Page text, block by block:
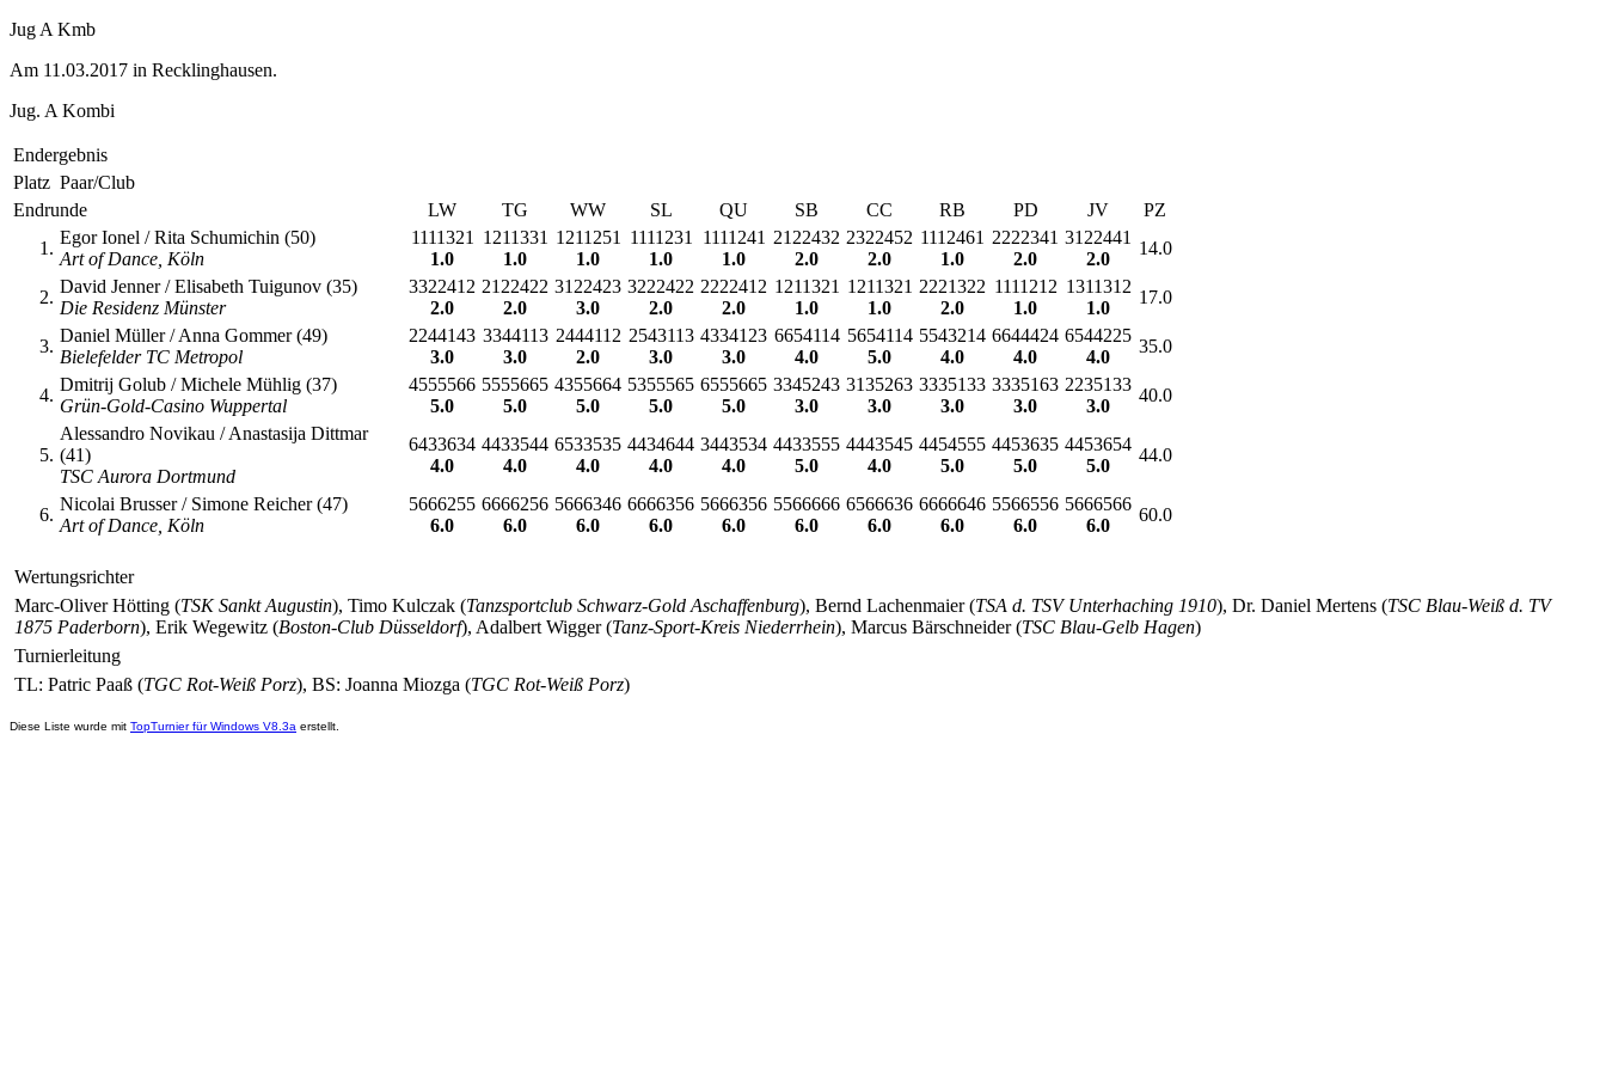
Jug A Kmb
Am 11.03.2017 in Recklinghausen.
Jug. A Kombi
Endergebnis
Platz Paar/Club
Endrunde
LW TG WW SL QU SB CC RB PD JV
PZ
1.
Egor Ionel / Rita Schumichin (50)
Art of Dance, Köln
1111321
1.0
1211331
1.0
1211251
1.0
1111231
1.0
1111241
1.0
2122432
2.0
2322452
2.0
1112461
1.0
2222341
2.0
3122441
2.0
14.0
2.
David Jenner / Elisabeth Tuigunov (35)
Die Residenz Münster
3322412
2.0
2122422
2.0
3122423
3.0
3222422
2.0
2222412
2.0
1211321
1.0
1211321
1.0
2221322
2.0
1111212
1.0
1311312
1.0
17.0
3.
Daniel Müller / Anna Gommer (49)
Bielefelder TC Metropol
2244143
3.0
3344113
3.0
2444112
2.0
2543113
3.0
4334123
3.0
6654114
4.0
5654114
5.0
5543214
4.0
6644424
4.0
6544225
4.0
35.0
4.
Dmitrij Golub / Michele Mühlig (37)
Grün-Gold-Casino Wuppertal
4555566
5.0
5555665
5.0
4355664
5.0
5355565
5.0
6555665
5.0
3345243
3.0
3135263
3.0
3335133
3.0
3335163
3.0
2235133
3.0
40.0
5.
Alessandro Novikau / Anastasija Dittmar
(41)
TSC Aurora Dortmund
6433634
4.0
4433544
4.0
6533535
4.0
4434644
4.0
3443534
4.0
4433555
5.0
4443545
4.0
4454555
5.0
4453635
5.0
4453654
5.0
44.0
6.
Nicolai Brusser / Simone Reicher (47)
Art of Dance, Köln
5666255
6.0
6666256
6.0
5666346
6.0
6666356
6.0
5666356
6.0
5566666
6.0
6566636
6.0
6666646
6.0
5566556
6.0
5666566
6.0
60.0
Wertungsrichter
Marc-Oliver Hötting (TSK Sankt Augustin), Timo Kulczak (Tanzsportclub Schwarz-Gold Aschaffenburg), Bernd Lachenmaier (TSA d. TSV Unterhaching 1910), Dr. Daniel Mertens (TSC Blau-Weiß d. TV
1875 Paderborn), Erik Wegewitz (Boston-Club Düsseldorf), Adalbert Wigger (Tanz-Sport-Kreis Niederrhein), Marcus Bärschneider (TSC Blau-Gelb Hagen)
Turnierleitung
TL: Patric Paaß (TGC Rot-Weiß Porz), BS: Joanna Miozga (TGC Rot-Weiß Porz)
Diese Liste wurde mit TopTurnier für Windows V8.3a erstellt.